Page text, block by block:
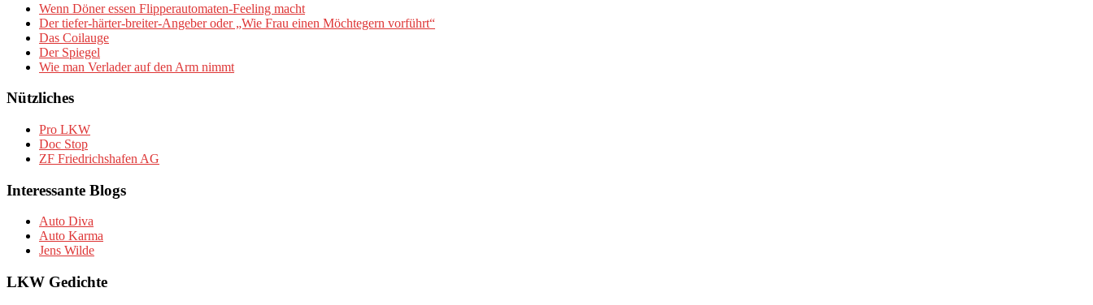
Wenn Döner essen Flipperautomaten-Feeling macht
Der tiefer-härter-breiter-Angeber oder „Wie Frau einen Möchtegern vorführt“
Das Coilauge
Der Spiegel
Wie man Verlader auf den Arm nimmt
Nützliches
Pro LKW
Doc Stop
ZF Friedrichshafen AG
Interessante Blogs
Auto Diva
Auto Karma
Jens Wilde
LKW Gedichte